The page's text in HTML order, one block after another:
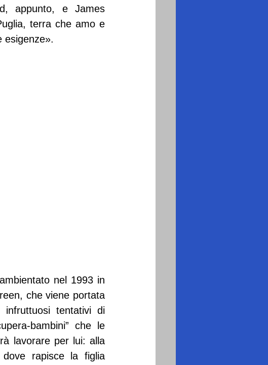
appunto, e James
terra che amo e
esigenze».
nel 1993 in
che viene portata
tentativi di
bambini” che le
lavorare per lui: alla
rapisce la figlia